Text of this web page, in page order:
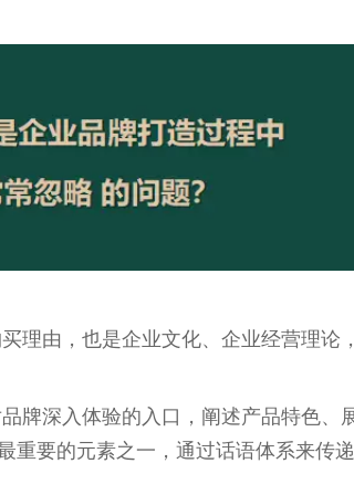
理由，也是企业文化、企业经营理论
牌深入体验的入口，阐述产品特色、
重要的元素之一，通过话语体系来传